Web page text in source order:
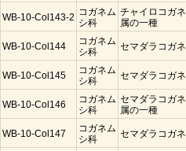
WB-10-Col143-2 コガネム
シ科
チャイロコガネ
属の一種
WB-10-Col144
コガネム
シ科
セマダラコガネ
WB-10-Col145
コガネム
シ科
セマダラコガネ
WB-10-Col146
コガネム
シ科
セマダラコガネ
属の一種
WB-10-Col147
コガネム
シ科
セマダラコガネ